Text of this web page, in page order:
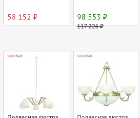
58 152 ₽ 98 553 ₽
117 226 ₽